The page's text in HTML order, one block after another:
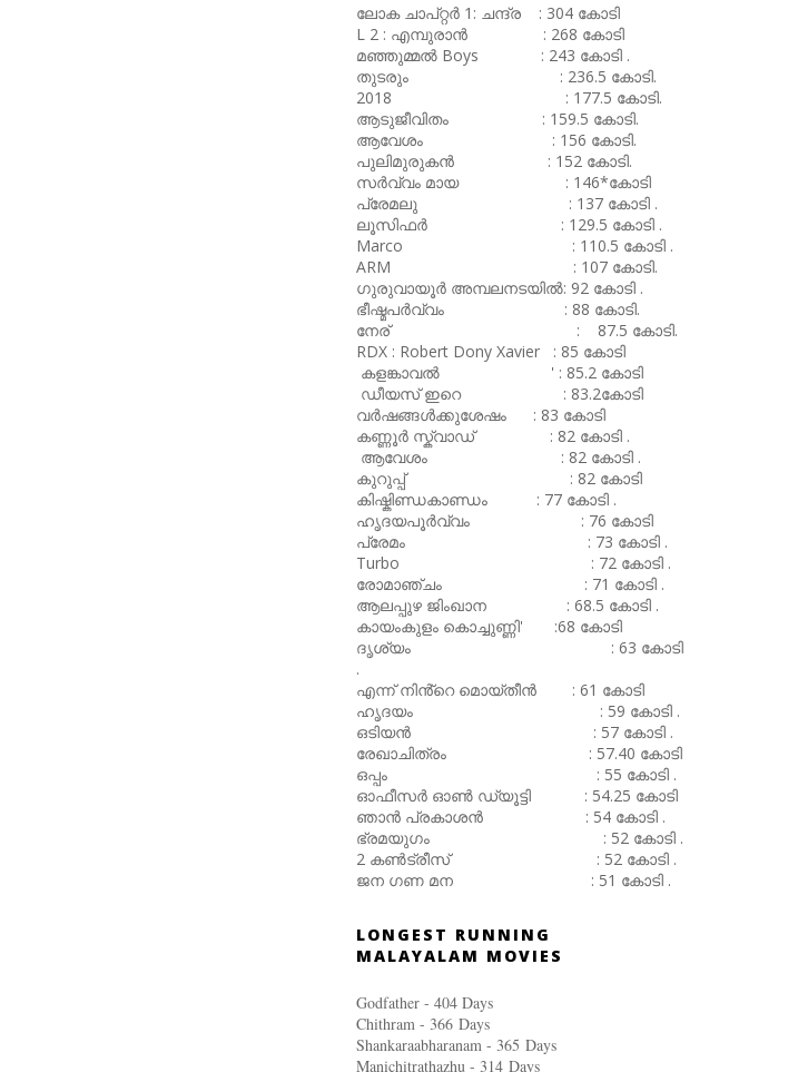
ലോക ചാപ്റ്റർ 1: ചന്ദ്ര : 304 കോടി
L 2 : എമ്പുരാൻ : 268 കോടി
മഞ്ഞുമ്മൽ Boys : 243 കോടി .
തുടരും : 236.5 കോടി.
2018 : 177.5 കോടി.
ആടുജീവിതം : 159.5 കോടി.
ആവേശം : 156 കോടി.
പുലിമുരുകൻ : 152 കോടി.
സർവ്വം മായ : 146*കോടി
പ്രേമലു : 137 കോടി .
ലൂസിഫർ : 129.5 കോടി .
Marco : 110.5 കോടി .
ARM : 107 കോടി.
ഗുരുവായൂർ അമ്പലനടയിൽ: 92 കോടി .
ഭീഷ്മപർവ്വം : 88 കോടി.
നേര് : 87.5 കോടി.
RDX : Robert Dony Xavier : 85 കോടി
കളങ്കാവൽ ' : 85.2 കോടി
ഡീയസ് ഇറെ : 83.2കോടി
വർഷങ്ങൾക്കുശേഷം : 83 കോടി
കണ്ണൂർ സ്ക്വാഡ് : 82 കോടി .
ആവേശം : 82 കോടി .
കുറുപ്പ് : 82 കോടി
കിഷ്കിണ്ഡകാണ്ഡം : 77 കോടി .
ഹൃദയപൂർവ്വം : 76 കോടി
പ്രേമം : 73 കോടി .
Turbo : 72 കോടി .
രോമാഞ്ചം : 71 കോടി .
ആലപ്പുഴ ജിംഖാന : 68.5 കോടി .
കായംകുളം കൊച്ചുണ്ണി' :68 കോടി
ദൃശ്യം : 63 കോടി
.
എന്ന് നിൻ്റെ മൊയ്തീൻ : 61 കോടി
ഹൃദയം : 59 കോടി .
ഒടിയൻ : 57 കോടി .
രേഖാചിത്രം : 57.40 കോടി
ഒപ്പം : 55 കോടി .
ഓഫീസർ ഓൺ ഡ്യൂട്ടി : 54.25 കോടി
ഞാൻ പ്രകാശൻ : 54 കോടി .
ഭ്രമയുഗം : 52 കോടി .
2 കൺട്രീസ് : 52 കോടി .
ജന ഗണ മന : 51 കോടി .
LONGEST RUNNING
MALAYALAM MOVIES
Godfather - 404 Days
Chithram - 366 Days
Shankaraabharanam - 365 Days
Manichitrathazhu - 314 Days